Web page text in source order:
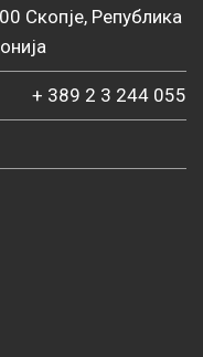
Скопје, Република
+ 389 2 3 244 055